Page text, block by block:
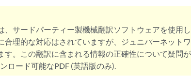
、サードパーティー製機械翻訳ソフトウェアを使用
合理的な対応はされていますが、ジュニパーネット
す。この翻訳に含まれる情報の正確性について疑問
ロード可能なPDF (英語版のみ).